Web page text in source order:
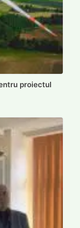
proiectul